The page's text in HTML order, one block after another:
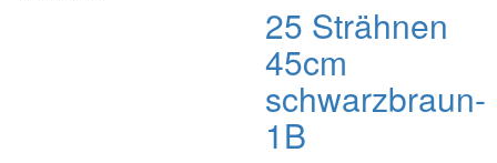
25 Strähnen
45cm
schwarzbraun-
1B